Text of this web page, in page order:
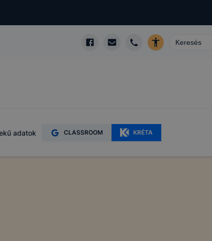
adatok CLASSROOM KRÉTA